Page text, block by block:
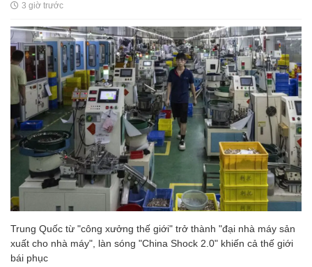
3 giờ trước
Trung Quốc từ "công xưởng thế giới" trở thành "đại nhà máy sản
xuất cho nhà máy", làn sóng "China Shock 2.0" khiến cả thế giới
bái phục